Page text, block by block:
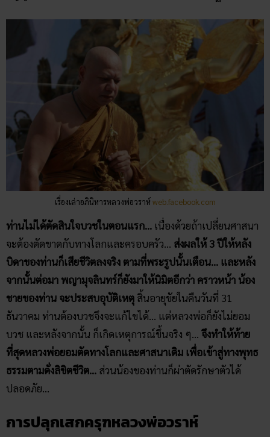
เรื่องเล่าอภินิหารหลวงพ่อวราห์ web.facebook.com
ท่านไม่ได้ตัดสินใจบวชในตอนแรก… เนื่องด้วยถ้าเปลี่ยนศาสนา
จะต้องตัดขาดกับทางโลกและครอบครัว… ส่งผลให้ 3 ปีให้หลัง
บิดาของท่านก็เสียชีวิตลงจริง ตามที่พระรูปนั้นเตือน… และหลัง
จากนั้นต่อมา พญามุจลินทร์ก็ยังมาให้นิมิตอีกว่า คราวหน้า น้อง
ชายของท่าน จะประสบอุบัติเหตุ สิ้นอายุขัยในคืนวันที่ 31
ธันวาคม ท่านต้องบวชจึงจะแก้ไขได้… แต่หลวงพ่อก็ยังไม่ยอม
บวช และหลังจากนั้น ก็เกิดเหตุการณ์ขึ้นจริง ๆ… จึงทำให้ท้าย
ที่สุดหลวงพ่อยอมตัดทางโลกและศาสนาเดิม เพื่อเข้าสู่ทางพุทธ
ธรรมตามดั่งลิขิตชีวิต… ส่วนน้องของท่านก็ผ่าตัดรักษาตัวได้
ปลอดภัย…
การปลุกเสกครุฑหลวงพ่อวราห์